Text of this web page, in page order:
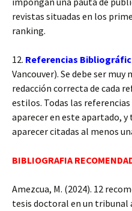
revistas situadas en los
ranking.
12. Referencias
Vancouver). Se debe ser
redacción correcta de cada
estilos. Todas las
aparecer en este apartado,
aparecer citadas al menos
BIBLIOGRAFIA
Amezcua, M. (2024). 12
tesis doctoral en un tribunal